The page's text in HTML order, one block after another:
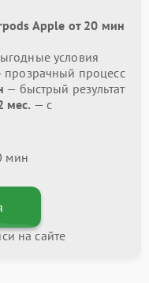
Apple от 20 мин
условия
прозрачный процесс
— быстрый результат
мес. — с
мин
на сайте